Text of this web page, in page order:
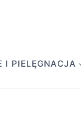
I PIELĘGNACJA